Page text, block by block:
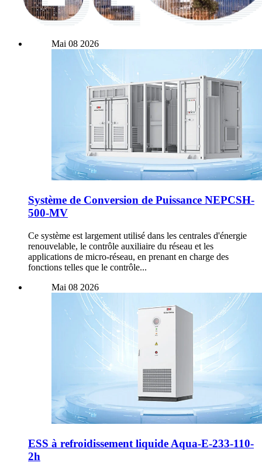
Mai 08 2026
Système de Conversion de Puissance NEPCSH-
500-MV
Ce système est largement utilisé dans les centrales d'énergie
renouvelable, le contrôle auxiliaire du réseau et les
applications de micro-réseau, en prenant en charge des
fonctions telles que le contrôle...
Mai 08 2026
ESS à refroidissement liquide Aqua-E-233-110-
2h